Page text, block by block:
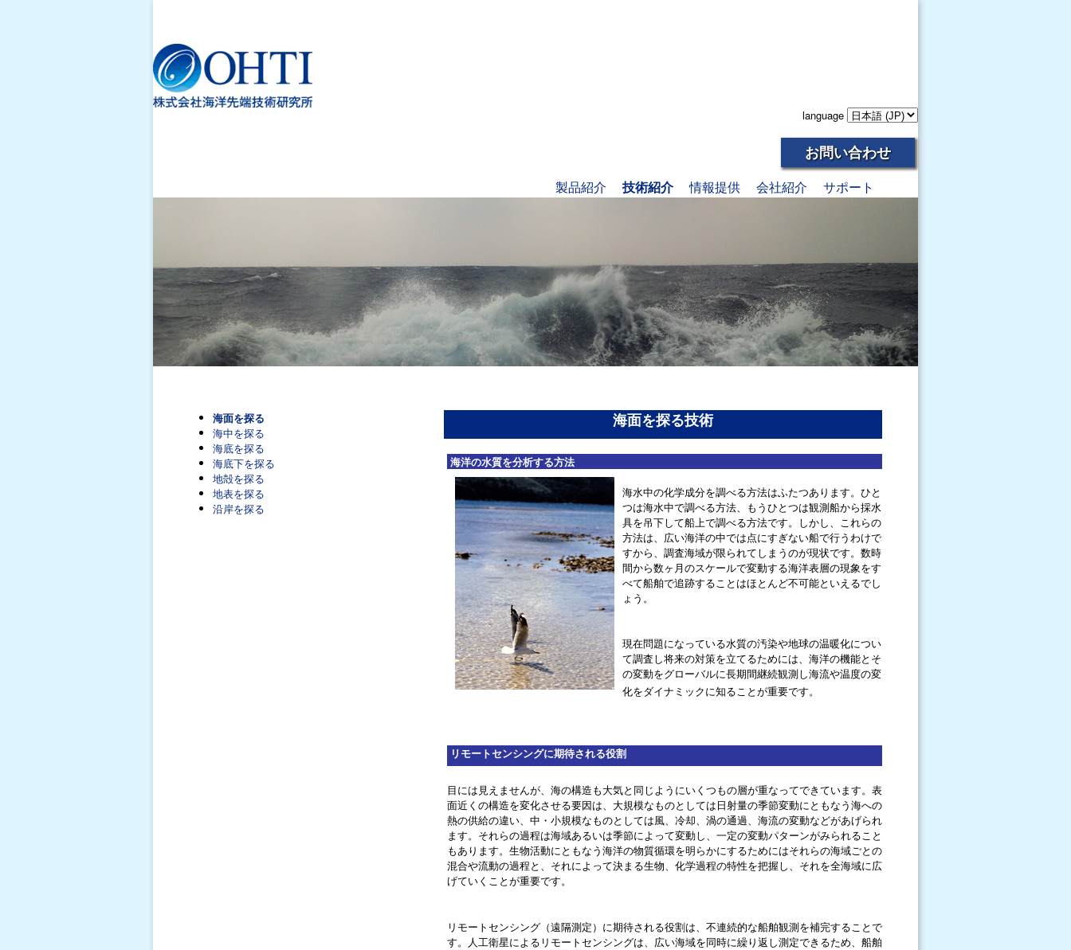
language
お問い合わせ
製品紹介 技術紹介 情報提供 会社紹介 サポート
海面を探る
海中を探る
海底を探る
海底下を探る
地殻を探る
地表を探る
沿岸を探る
海面を探る技術
海洋の水質を分析する方法
海水中の化学成分を調べる方法はふたつあります。ひと
つは海水中で調べる方法、もうひとつは観測船から採水
具を吊下して船上で調べる方法です。しかし、これらの
方法は、広い海洋の中では点にすぎない船で行うわけで
すから、調査海域が限られてしまうのが現状です。数時
間から数ヶ月のスケールで変動する海洋表層の現象をす
べて船舶で追跡することはほとんど不可能といえるでし
ょう。
現在問題になっている水質の汚染や地球の温暖化につい
て調査し将来の対策を立てるためには、海洋の機能とそ
の変動をグローバルに長期間継続観測し海流や温度の変
化をダイナミックに知ることが重要です。
リモートセンシングに期待される役割
目には見えませんが、海の構造も大気と同じようにいくつもの層が重なってできています。表
面近くの構造を変化させる要因は、大規模なものとしては日射量の季節変動にともなう海への
熱の供給の違い、中・小規模なものとしては風、冷却、渦の通過、海流の変動などがあげられ
ます。それらの過程は海域あるいは季節によって変動し、一定の変動パターンがみられること
もあります。生物活動にともなう海洋の物質循環を明らかにするためにはそれらの海域ごとの
混合や流動の過程と、それによって決まる生物、化学過程の特性を把握し、それを全海域に広
げていくことが重要です。
リモートセンシング（遠隔測定）に期待される役割は、不連続的な船舶観測を補完することで
す。人工衛星によるリモートセンシングは、広い海域を同時に繰り返し測定できるため、船舶